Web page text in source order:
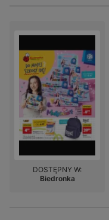
DOSTĘPNY W:
Biedronka